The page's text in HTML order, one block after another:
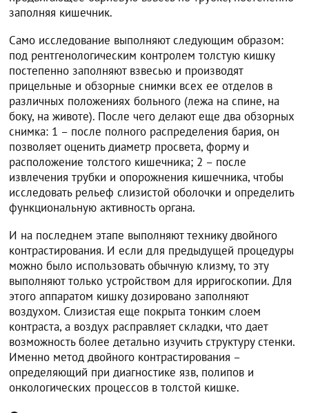
заполняя кишечник.
Само исследование выполняют следующим образом:
под рентгенологическим контролем толстую кишку
постепенно заполняют взвесью и производят
прицельные и обзорные снимки всех ее отделов в
различных положениях больного (лежа на спине, на
боку, на животе). После чего делают еще два обзорных
снимка: 1 – после полного распределения бария, он
позволяет оценить диаметр просвета, форму и
расположение толстого кишечника; 2 – после
извлечения трубки и опорожнения кишечника, чтобы
исследовать рельеф слизистой оболочки и определить
функциональную активность органа.
И на последнем этапе выполняют технику двойного
контрастирования. И если для предыдущей процедуры
можно было использовать обычную клизму, то эту
выполняют только устройством для ирригоскопии. Для
этого аппаратом кишку дозировано заполняют
воздухом. Слизистая еще покрыта тонким слоем
контраста, а воздух расправляет складки, что дает
возможность более детально изучить структуру стенки.
Именно метод двойного контрастирования –
определяющий при диагностике язв, полипов и
онкологических процессов в толстой кишке.